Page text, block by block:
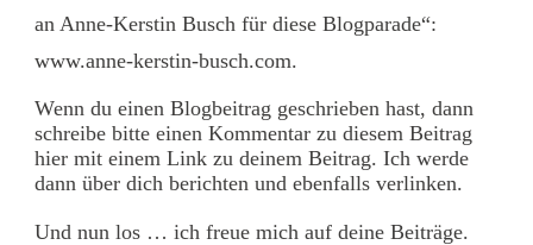
an Anne-Kerstin Busch für diese Blogparade“:
www.anne-kerstin-busch.com.
Wenn du einen Blogbeitrag geschrieben hast, dann
schreibe bitte einen Kommentar zu diesem Beitrag
hier mit einem Link zu deinem Beitrag. Ich werde
dann über dich berichten und ebenfalls verlinken.
Und nun los … ich freue mich auf deine Beiträge.